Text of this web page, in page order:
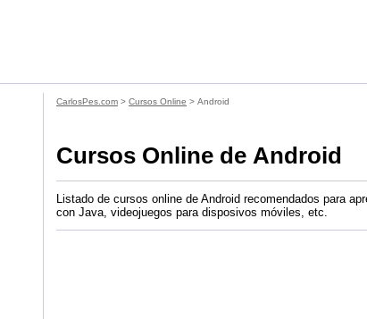
CarlosPes.com > Cursos Online > Android
Cursos Online de Android
Listado de cursos online de Android recomendados para
con Java, videojuegos para disposivos móviles, etc.